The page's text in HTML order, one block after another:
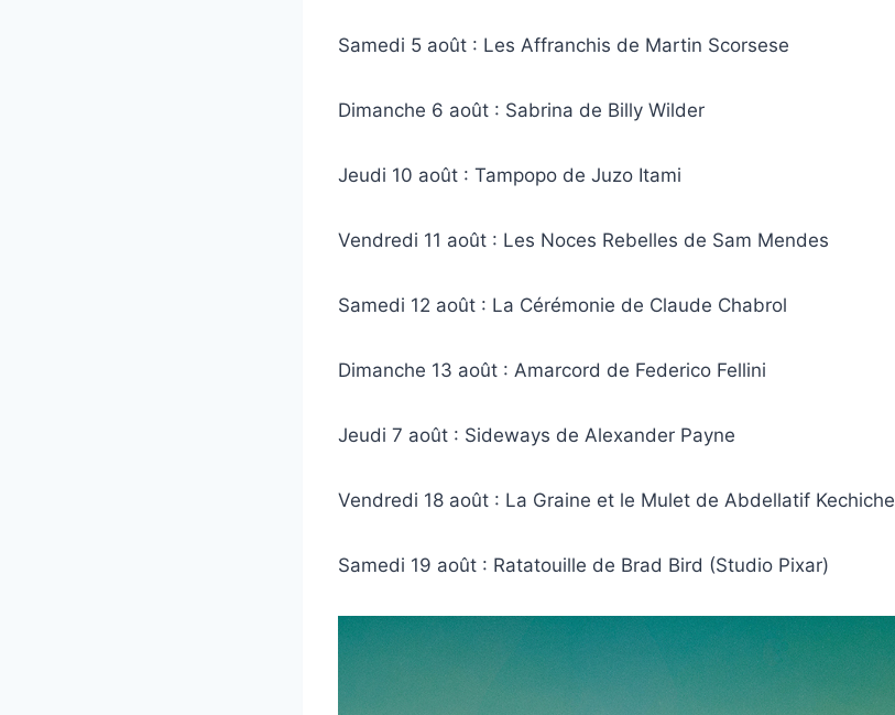
Samedi 5 août : Les Affranchis de Martin Scorsese
Dimanche 6 août : Sabrina de Billy Wilder
Jeudi 10 août : Tampopo de Juzo Itami
Vendredi 11 août : Les Noces Rebelles de Sam Mendes
Samedi 12 août : La Cérémonie de Claude Chabrol
Dimanche 13 août : Amarcord de Federico Fellini
Jeudi 7 août : Sideways de Alexander Payne
Vendredi 18 août : La Graine et le Mulet de Abdellatif Kechiche
Samedi 19 août : Ratatouille de Brad Bird (Studio Pixar)